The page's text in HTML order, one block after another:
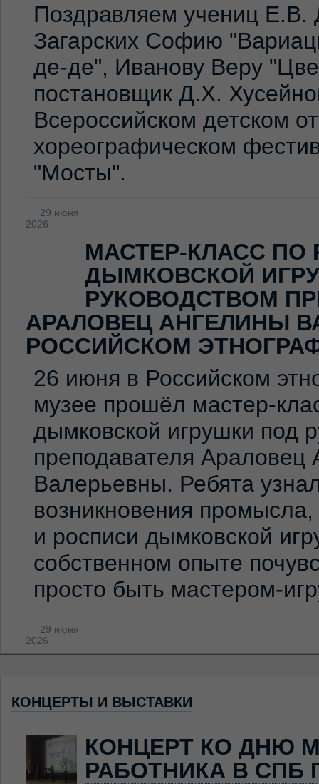
Поздравляем учениц Е.В.
Загарских Софию
де-де", Иванову Веру
постановщик Д.Х.
Всероссийском детском
хореографическом
"Мосты".
29 июня
2026
МАСТЕР-КЛАСС ПО
ДЫМКОВСКОЙ
РУКОВОДСТВОМ
АРАЛОВЕЦ АНГЕЛИНЫ
РОССИЙСКОМ
26 июня в Российском
музее прошёл мастер-
дымковской игрушки под
преподавателя Араловец
Валерьевны. Ребята
возникновения
и росписи дымковской
собственном опыте
просто быть мастером-
29 июня
2026
КОНЦЕРТЫ И ВЫСТАВКИ
КОНЦЕРТ КО ДНЮ
РАБОТНИКА В СПБ